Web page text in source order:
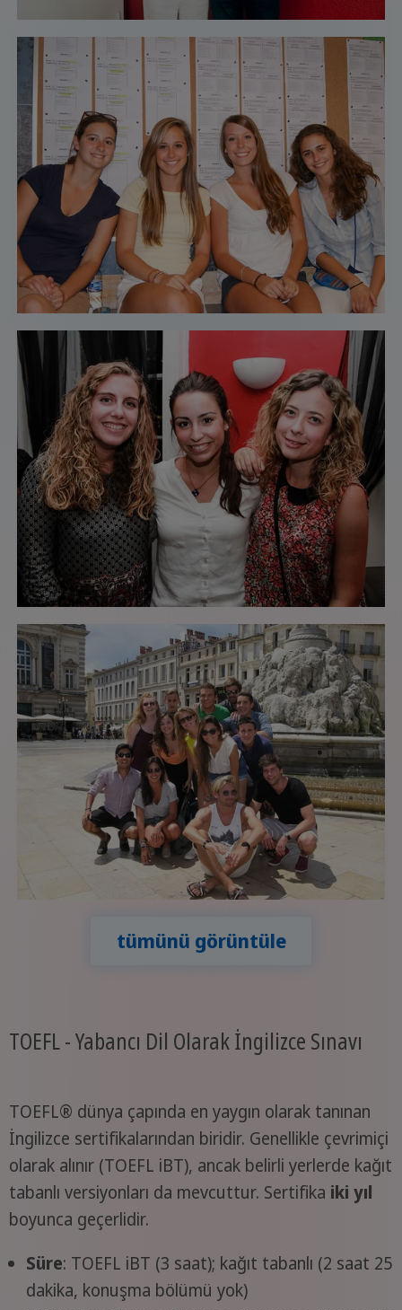
tümünü görüntüle
TOEFL - Yabancı Dil Olarak İngilizce Sınavı
TOEFL® dünya çapında en yaygın olarak tanınan
İngilizce sertifikalarından biridir. Genellikle çevrimiçi
olarak alınır (TOEFL iBT), ancak belirli yerlerde kağıt
tabanlı versiyonları da mevcuttur. Sertifika iki yıl
boyunca geçerlidir.
Süre: TOEFL iBT (3 saat); kağıt tabanlı (2 saat 25
dakika, konuşma bölümü yok)